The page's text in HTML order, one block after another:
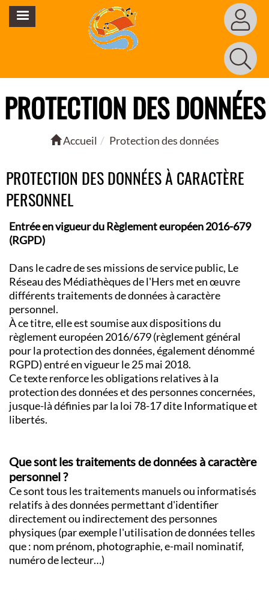
Aller
PROTECTION DES DONNÉES
Accueil Protection des données
PROTECTION DES DONNÉES À CARACTÈRE
PERSONNEL
Entrée en vigueur du Règlement européen 2016-679
(RGPD)
Dans le cadre de ses missions de service public, Le
Réseau des Médiathèques de l'Hers met en œuvre
différents traitements de données à caractère
personnel.
À ce titre, elle est soumise aux dispositions du
règlement européen 2016/679 (règlement général
pour la protection des données, également dénommé
RGPD) entré en vigueur le 25 mai 2018.
Ce texte renforce les obligations relatives à la
protection des données et des personnes concernées,
jusque-là définies par la loi 78-17 dite Informatique et
libertés.
Que sont les traitements de données à caractère
personnel ?
Ce sont tous les traitements manuels ou informatisés
relatifs à des données permettant d'identifier
directement ou indirectement des personnes
physiques (par exemple l'utilisation de données telles
que : nom prénom, photographie, e-mail nominatif,
numéro de lecteur…)